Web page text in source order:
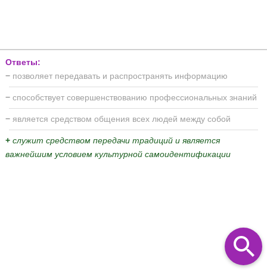
Ответы:
− позволяет передавать и распространять информацию
− способствует совершенствованию профессиональных знаний
− является средством общения всех людей между собой
+ служит средством передачи традиций и является
важнейшим условием культурной самоидентификации